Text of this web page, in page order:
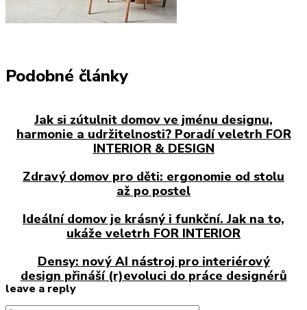
Podobné články
Jak si zútulnit domov ve jménu designu,
harmonie a udržitelnosti? Poradí veletrh FOR
INTERIOR & DESIGN
Zdravý domov pro děti: ergonomie od stolu
až po postel
Ideální domov je krásný i funkční. Jak na to,
ukáže veletrh FOR INTERIOR
Densy: nový AI nástroj pro interiérový
design přináší (r)evoluci do práce designérů
leave a reply